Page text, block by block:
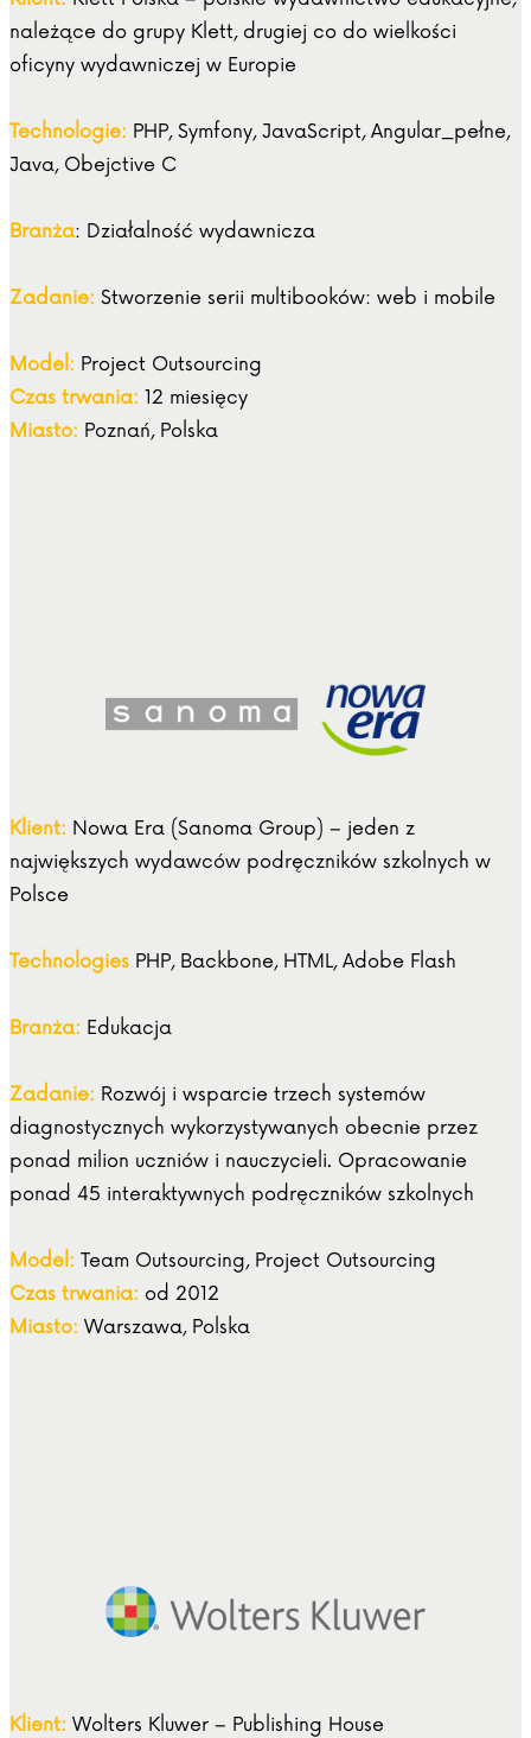
należące do grupy Klett, drugiej co do wielkości
oficyny wydawniczej w Europie
Technologie: PHP, Symfony, JavaScript, Angular_pełne,
Java, Obejctive C
Branża: Działalność wydawnicza
Zadanie: Stworzenie serii multibooków: web i mobile
Model: Project Outsourcing
Czas trwania: 12 miesięcy
Miasto: Poznań, Polska
Klient: Nowa Era (Sanoma Group) – jeden z
największych wydawców podręczników szkolnych w
Polsce
Technologies PHP, Backbone, HTML, Adobe Flash
Branża: Edukacja
Zadanie: Rozwój i wsparcie trzech systemów
diagnostycznych wykorzystywanych obecnie przez
ponad milion uczniów i nauczycieli. Opracowanie
ponad 45 interaktywnych podręczników szkolnych
Model: Team Outsourcing, Project Outsourcing
Czas trwania: od 2012
Miasto: Warszawa, Polska
Klient: Wolters Kluwer – Publishing House